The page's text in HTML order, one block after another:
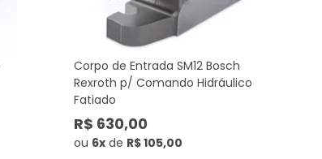
Corpo de Entrada SM12 Bosch
Rexroth p/ Comando Hidráulico
Fatiado
R$ 630,00
ou 6xde R$ 105,00